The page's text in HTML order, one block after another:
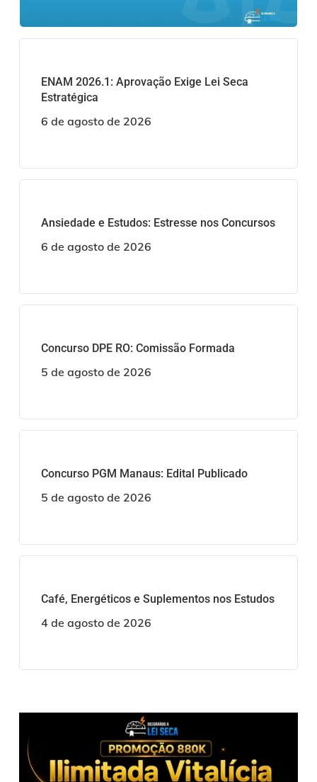
ENAM 2026.1: Aprovação Exige Lei Seca
Estratégica
6 de agosto de 2026
Ansiedade e Estudos: Estresse nos Concursos
6 de agosto de 2026
Concurso DPE RO: Comissão Formada
5 de agosto de 2026
Concurso PGM Manaus: Edital Publicado
5 de agosto de 2026
Café, Energéticos e Suplementos nos Estudos
4 de agosto de 2026